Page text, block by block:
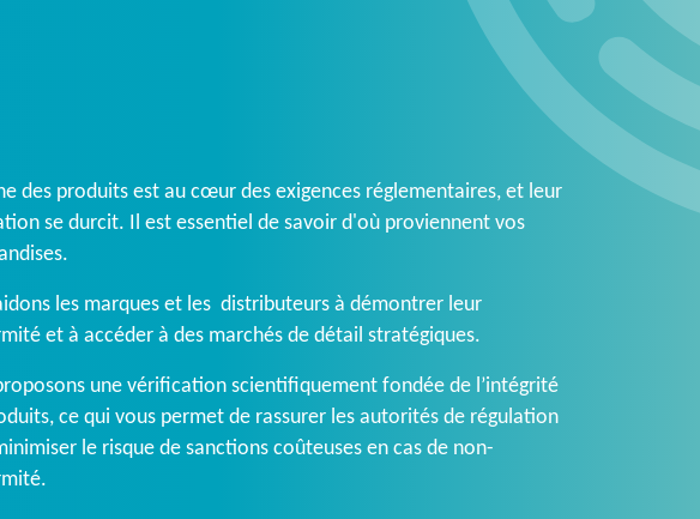
des produits est au cœur des exigences réglementaires, et leur
se durcit. Il est essentiel de savoir d'où proviennent vos
les marques et les distributeurs à démontrer leur
et à accéder à des marchés de détail stratégiques.
une vérification scientifiquement fondée de l’intégrité
ce qui vous permet de rassurer les autorités de régulation
le risque de sanctions coûteuses en cas de non-